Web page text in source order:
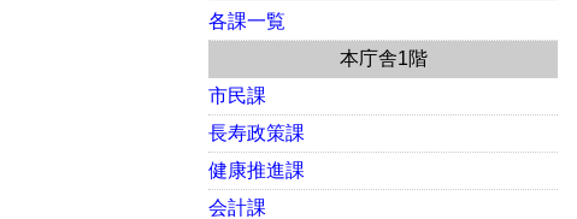
各課一覧
本庁舎1階
市民課
長寿政策課
健康推進課
会計課